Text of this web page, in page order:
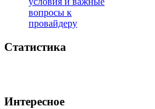
вопросы к
провайдеру
Статистика
Интересное